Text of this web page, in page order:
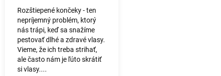
Rozštiepené končeky - ten
nepríjemný problém, ktorý
nás trápi, keď sa snažíme
pestovať dlhé a zdravé vlasy.
Vieme, že ich treba strihať,
ale často nám je ľúto skrátiť
si vlasy....